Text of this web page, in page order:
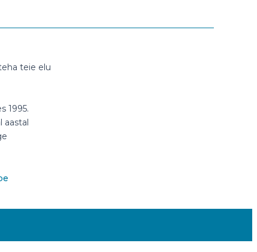
teie elu
1995.